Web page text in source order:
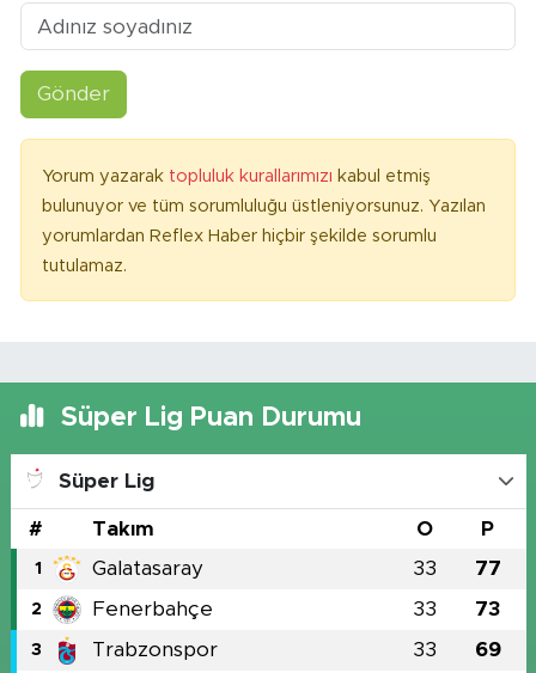
Gönder
Yorum yazarak topluluk kurallarımızı kabul etmiş
bulunuyor ve tüm sorumluluğu üstleniyorsunuz. Yazılan
yorumlardan Reflex Haber hiçbir şekilde sorumlu
tutulamaz.
Süper Lig Puan Durumu
Süper Lig
# Takım O P
1 Galatasaray 33 77
2 Fenerbahçe 33 73
3 Trabzonspor 33 69